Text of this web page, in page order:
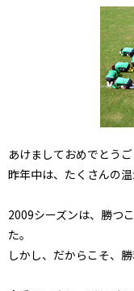
あけましておめでとうご
昨年中は、たくさんの
2009シーズンは、勝つ
た。
しかし、だからこそ、